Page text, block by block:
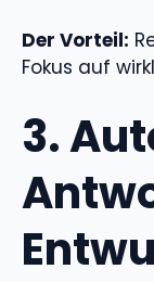
Der Vorteil:
Fokus auf
3.